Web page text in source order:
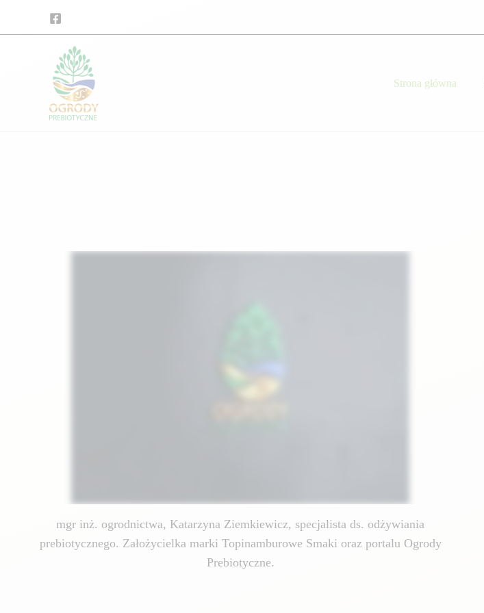
Strona główna
mgr inż. ogrodnictwa, Katarzyna Ziemkiewicz, specjalista ds. odżywiania
prebiotycznego. Założycielka marki Topinamburowe Smaki oraz portalu Ogrody
Prebiotyczne.